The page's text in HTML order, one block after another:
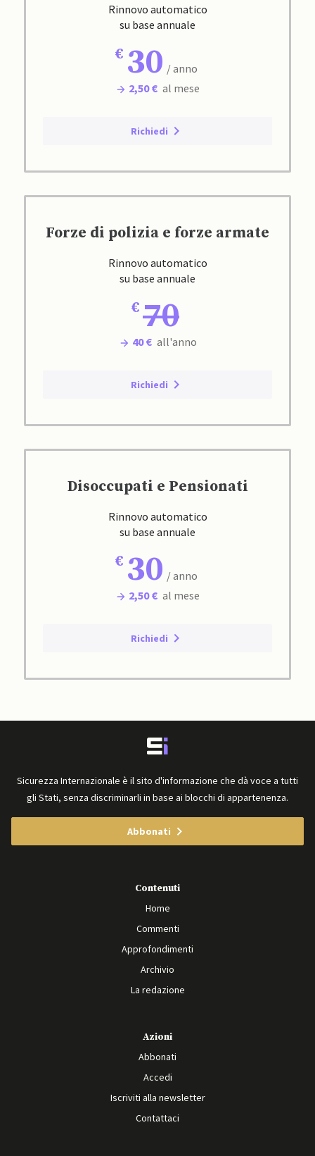
Rinnovo automatico
su base annuale
30 / anno
2,50 € al mese
Richiedi
Forze di polizia e forze armate
Rinnovo automatico
su base annuale
70
40 € all'anno
Richiedi
Disoccupati e Pensionati
Rinnovo automatico
su base annuale
30 / anno
2,50 € al mese
Richiedi
Sicurezza Internazionale è il sito d'informazione che dà voce a tutti
gli Stati, senza discriminarli in base ai blocchi di appartenenza.
Abbonati
Contenuti
Home
Commenti
Approfondimenti
Archivio
La redazione
Azioni
Abbonati
Accedi
Iscriviti alla newsletter
Contattaci